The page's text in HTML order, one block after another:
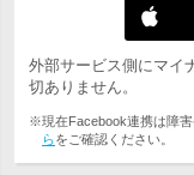
外部サービス側にマイ
切ありません。
※現在Facebook連携は障
らをご確認ください。